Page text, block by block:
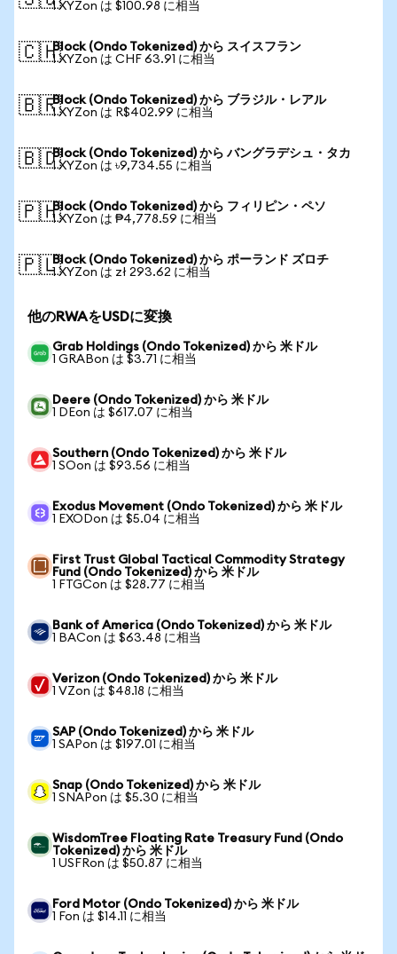
1 XYZon は $100.98 に相当
🇨🇭Block (Ondo Tokenized) から スイスフラン
1 XYZon は CHF 63.91 に相当
🇧🇷Block (Ondo Tokenized) から ブラジル・レアル
1 XYZon は R$402.99 に相当
🇧🇩Block (Ondo Tokenized) から バングラデシュ・タカ
1 XYZon は ৳9,734.55 に相当
🇵🇭Block (Ondo Tokenized) から フィリピン・ペソ
1 XYZon は ₱4,778.59 に相当
🇵🇱Block (Ondo Tokenized) から ポーランド ズロチ
1 XYZon は zł 293.62 に相当
他のRWAをUSDに変換
Grab Holdings (Ondo Tokenized) から 米ドル
1 GRABon は $3.71 に相当
Deere (Ondo Tokenized) から 米ドル
1 DEon は $617.07 に相当
Southern (Ondo Tokenized) から 米ドル
1 SOon は $93.56 に相当
Exodus Movement (Ondo Tokenized) から 米ドル
1 EXODon は $5.04 に相当
First Trust Global Tactical Commodity Strategy
Fund (Ondo Tokenized) から 米ドル
1 FTGCon は $28.77 に相当
Bank of America (Ondo Tokenized) から 米ドル
1 BACon は $63.48 に相当
Verizon (Ondo Tokenized) から 米ドル
1 VZon は $48.18 に相当
SAP (Ondo Tokenized) から 米ドル
1 SAPon は $197.01 に相当
Snap (Ondo Tokenized) から 米ドル
1 SNAPon は $5.30 に相当
WisdomTree Floating Rate Treasury Fund (Ondo
Tokenized) から 米ドル
1 USFRon は $50.87 に相当
Ford Motor (Ondo Tokenized) から 米ドル
1 Fon は $14.11 に相当